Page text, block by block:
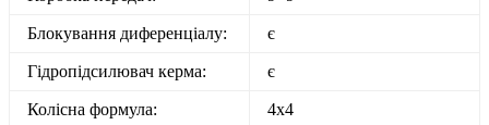
Блокування диференціалу: є
Гідропідсилювач керма: є
Колісна формула: 4х4